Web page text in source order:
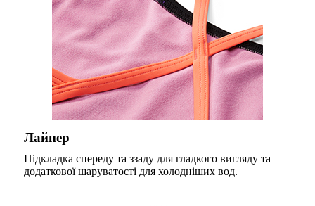
Лайнер
Підкладка спереду та ззаду для гладкого вигляду та
додаткової шаруватості для холодніших вод.